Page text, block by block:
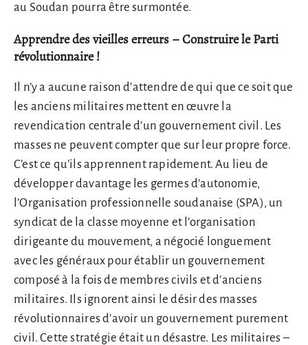
au Soudan pourra être surmontée.
Apprendre des vieilles erreurs – Construire le Parti
révolutionnaire !
Il n’y a aucune raison d’attendre de qui que ce soit que
les anciens militaires mettent en œuvre la
revendication centrale d’un gouvernement civil. Les
masses ne peuvent compter que sur leur propre force.
C’est ce qu’ils apprennent rapidement. Au lieu de
développer davantage les germes d’autonomie,
l’Organisation professionnelle soudanaise (SPA), un
syndicat de la classe moyenne et l’organisation
dirigeante du mouvement, a négocié longuement
avec les généraux pour établir un gouvernement
composé à la fois de membres civils et d’anciens
militaires. Ils ignorent ainsi le désir des masses
révolutionnaires d’avoir un gouvernement purement
civil. Cette stratégie était un désastre. Les militaires –